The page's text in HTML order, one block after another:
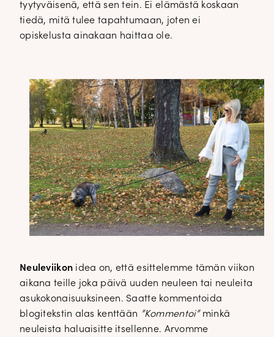
tyytyväisenä, että sen tein. Ei elämästä koskaan
tiedä, mitä tulee tapahtumaan, joten ei
opiskelusta ainakaan haittaa ole.
Neuleviikon idea on, että esittelemme tämän viikon
aikana teille joka päivä uuden neuleen tai neuleita
asukokonaisuuksineen. Saatte kommentoida
blogitekstin alas kenttään ”Kommentoi”minkä
neuleista haluaisitte itsellenne. Arvomme